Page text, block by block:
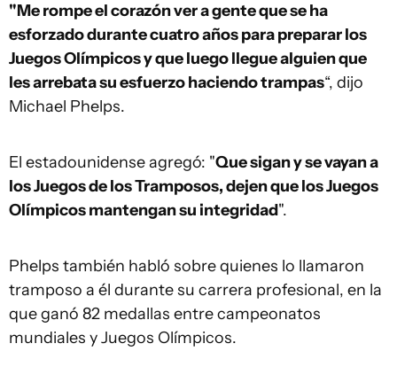
"Me rompe el corazón ver a gente que se ha
esforzado durante cuatro años para preparar los
Juegos Olímpicos y que luego llegue alguien que
les arrebata su esfuerzo haciendo trampas“, dijo
Michael Phelps.
El estadounidense agregó: "Que sigan y se vayan a
los Juegos de los Tramposos, dejen que los Juegos
Olímpicos mantengan su integridad".
Phelps también habló sobre quienes lo llamaron
tramposo a él durante su carrera profesional, en la
que ganó 82 medallas entre campeonatos
mundiales y Juegos Olímpicos.